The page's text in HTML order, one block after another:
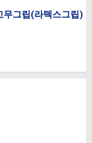
그립(라텍스그립)